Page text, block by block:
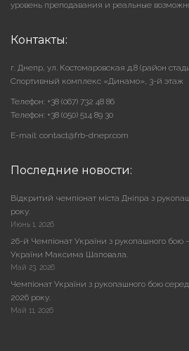
уровень преподавания и реальные
Контакты:
г. Днепр, ул. Костомаровская д.8 (район
Cпортивный комплекс «Динамо», 3-й этаж
Телефон: +38 (067) 732 48 86
Телефон: +38 (050) 514 89 30
E-mail: contact@frb-dnepr.com
Последние новости:
Відкритий чемпіонат міста Дніпра з
року.
Июнь 1, 2026
26-й Чемпіонат України з рукопашного бою
України Максима Шаповала.
Май 23, 2026
Чемпіонат України з рукопашного бою
2026 року.
Май 11, 2026